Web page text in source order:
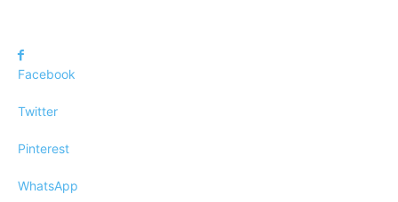
Facebook
Twitter
Pinterest
WhatsApp